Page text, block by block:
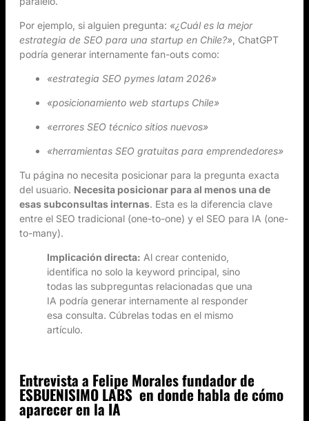
Por ejemplo, si alguien pregunta: «¿Cuál es la mejor
estrategia de SEO para una startup en Chile?» , ChatGPT
podría generar internamente fan-outs como:
«estrategia SEO pymes latam 2026»
«posicionamiento web startups Chile»
«errores SEO técnico sitios nuevos»
«herramientas SEO gratuitas para emprendedores»
Tu página no necesita posicionar para la pregunta exacta
del usuario. Necesita posicionar para al menos una de
esas subconsultas internas. Esta es la diferencia clave
entre el SEO tradicional (one-to-one) y el SEO para IA (one-
to-many).
Implicación directa: Al crear contenido,
identifica no solo la keyword principal, sino
todas las subpreguntas relacionadas que una
IA podría generar internamente al responder
esa consulta. Cúbrelas todas en el mismo
artículo.
Entrevista a Felipe Morales fundador de
ESBUENISIMO LABS en donde habla de cómo
aparecer en la IA